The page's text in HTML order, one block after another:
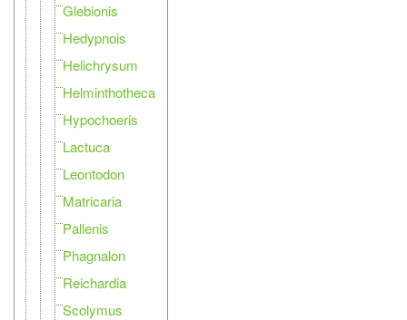
Glebionis
Hedypnois
Helichrysum
Helminthotheca
Hypochoeris
Lactuca
Leontodon
Matricaria
Pallenis
Phagnalon
Reichardia
Scolymus